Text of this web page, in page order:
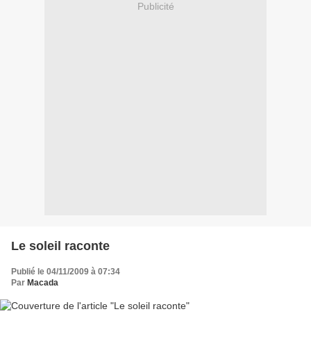
Publicité
Le soleil raconte
Publié le 04/11/2009 à 07:34
Par Macada